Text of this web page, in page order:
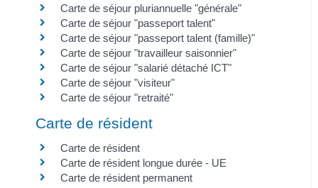
Carte de séjour pluriannuelle "générale"
Carte de séjour "passeport talent"
Carte de séjour "passeport talent (famille)"
Carte de séjour "travailleur saisonnier"
Carte de séjour "salarié détaché ICT"
Carte de séjour "visiteur"
Carte de séjour "retraité"
Carte de résident
Carte de résident
Carte de résident longue durée - UE
Carte de résident permanent